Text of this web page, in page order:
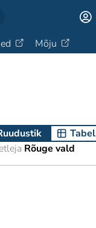
Mõju
Tabel
Rõuge vald